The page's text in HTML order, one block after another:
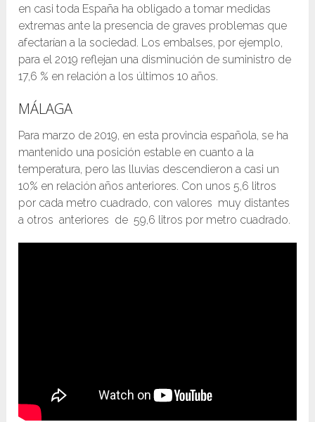
en casi toda España ha obligado a tomar medidas
extremas ante la presencia de graves problemas que
afectarían a la sociedad. Los embalses, por ejemplo,
para el 2019 reflejan una disminución de suministro de
17,6 % en relación a los últimos 10 años.
MÁLAGA
Para marzo de 2019, en esta provincia española, se ha
mantenido una posición estable en cuanto a la
temperatura, pero las lluvias descendieron a casi un
10% en relación años anteriores. Con unos 5,6 litros
por cada metro cuadrado, con valores muy distantes
a otros anteriores de 59,6 litros por metro cuadrado.